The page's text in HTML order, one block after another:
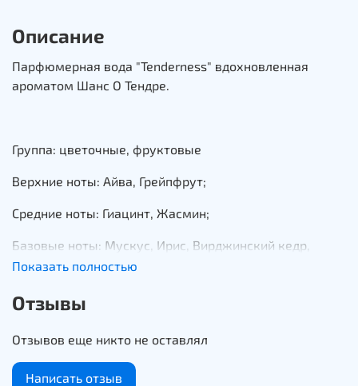
Описание
Парфюмерная вода "Tenderness" вдохновленная
ароматом Шанс О Тендре.
Группа: цветочные, фруктовые
Верхние ноты: Айва, Грейпфрут;
Средние ноты: Гиацинт, Жасмин;
Базовые ноты: Мускус, Ирис, Вирджинский кедр,
Амбра
Нежный и романтичный Париж ждёт тебя! Очутись в
городе любви и почувствуй пробуждение своей
Показать полностью
Отзывы
Отзывов еще никто не оставлял
Написать отзыв